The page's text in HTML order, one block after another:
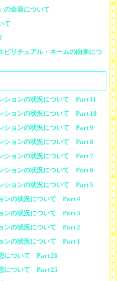
の全容について
て
ピリチュアル・ネームの由来につ
ションの状況について Part 11
ションの状況について Part 10
ションの状況について Part 9
ションの状況について Part 8
ションの状況について Part 7
ションの状況について Part 6
ションの状況について Part 5
ンの状況について Part 4
ンの状況について Part 3
ンの状況について Part 2
ンの状況について Part 1
について Part 26
について Part 25